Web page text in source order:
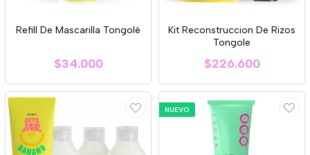
Refill De Mascarilla Tongolé
$34.000
Kit Reconstruccion De Rizos
Tongole
$226.600
NUEVO